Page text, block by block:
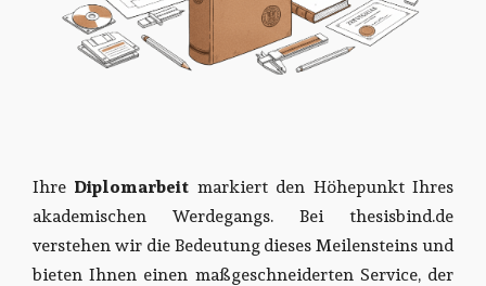
Ihre Diplomarbeit markiert den Höhepunkt Ihres
akademischen Werdegangs. Bei thesisbind.de
verstehen wir die Bedeutung dieses Meilensteins und
bieten Ihnen einen maßgeschneiderten Service, der